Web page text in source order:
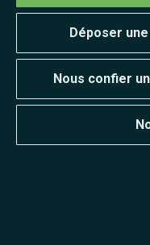
Déposer
Nous confier